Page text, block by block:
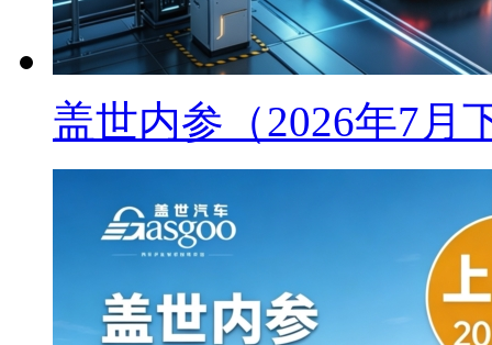
盖世内参（2026年7月